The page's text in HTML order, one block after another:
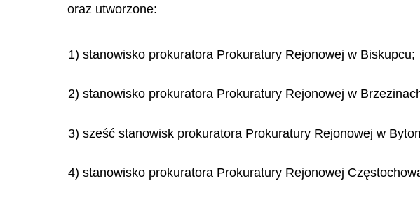
oraz utworzone:
1) stanowisko prokuratora Prokuratury Rejonowej w Biskupcu;
2) stanowisko prokuratora Prokuratury Rejonowej w
3) sześć stanowisk prokuratora Prokuratury Rejonowej w
4) stanowisko prokuratora Prokuratury Rejonowej